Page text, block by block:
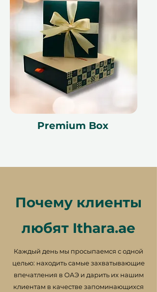
Premium Box
Почему клиенты
любят Ithara.ae
Каждый день мы просыпаемся с одной
целью: находить самые захватывающие
впечатления в ОАЭ и дарить их нашим
клиентам в качестве запоминающихся